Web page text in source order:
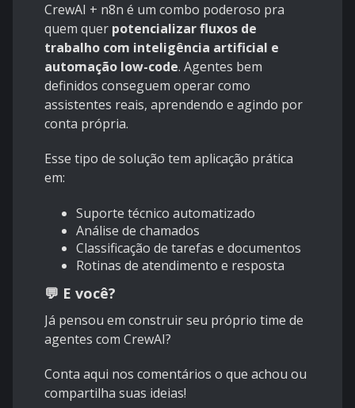
CrewAI + n8n é um combo poderoso pra
quem quer potencializar fluxos de
trabalho com inteligência artificial e
automação low-code. Agentes bem
definidos conseguem operar como
assistentes reais, aprendendo e agindo por
conta própria.
Esse tipo de solução tem aplicação prática
em:
Suporte técnico automatizado
Análise de chamados
Classificação de tarefas e documentos
Rotinas de atendimento e resposta
💬 E você?
Já pensou em construir seu próprio time de
agentes com CrewAI?
Conta aqui nos comentários o que achou ou
compartilha suas ideias!